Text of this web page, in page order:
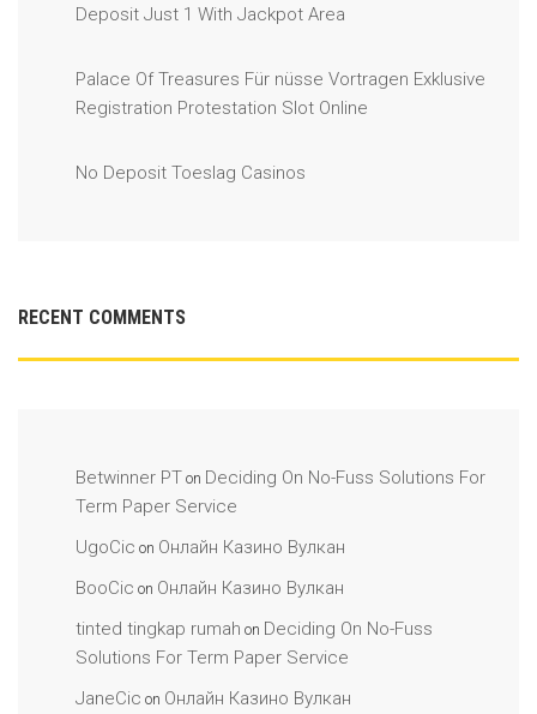
Deposit Just 1 With Jackpot Area
Palace Of Treasures Für nüsse Vortragen Exklusive
Registration Protestation Slot Online
No Deposit Toeslag Casinos
RECENT COMMENTS
Betwinner PT on Deciding On No-Fuss Solutions For
Term Paper Service
UgoCic on Онлайн Казино Вулкан
BooCic on Онлайн Казино Вулкан
tinted tingkap rumah on Deciding On No-Fuss
Solutions For Term Paper Service
JaneCic on Онлайн Казино Вулкан